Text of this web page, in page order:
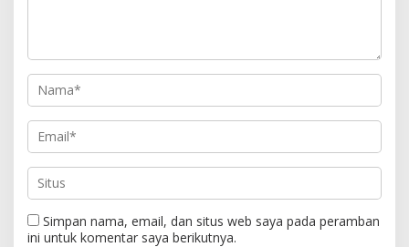
Simpan nama, email, dan situs web saya pada peramban
ini untuk komentar saya berikutnya.